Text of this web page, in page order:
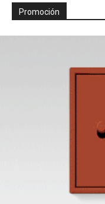
Promoción